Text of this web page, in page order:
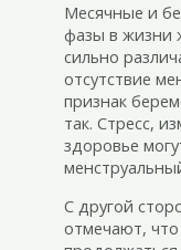
Месячные и
фазы в жизни
сильно
отсутствие
признак
так. Стресс,
здоровье
С другой
отмечают,